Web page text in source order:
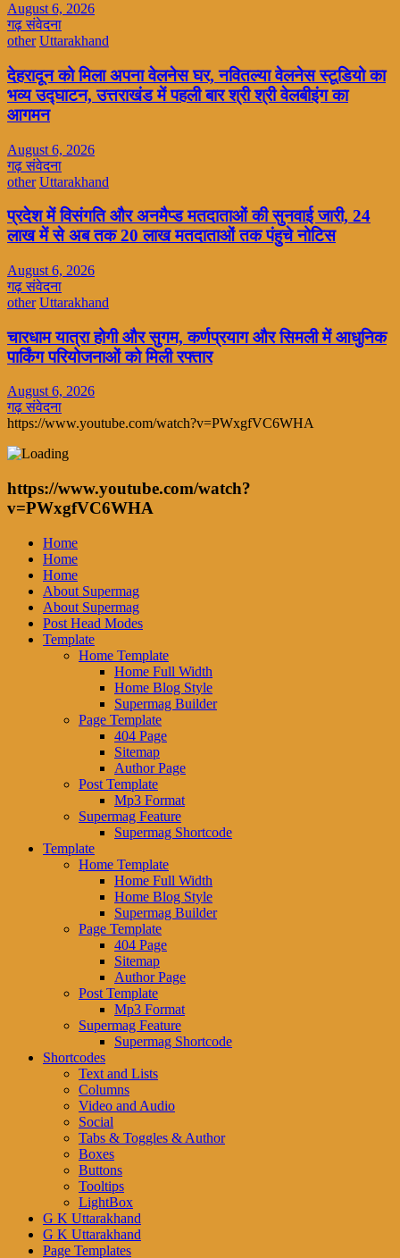
August 6, 2026
गढ़ संवेदना
other Uttarakhand
देहरादून को मिला अपना वेलनेस घर, नवितल्या वेलनेस स्टूडियो का
भव्य उद्घाटन, उत्तराखंड में पहली बार श्री श्री वेलबीइंग का
आगमन
August 6, 2026
गढ़ संवेदना
other Uttarakhand
प्रदेश में विसंगति और अनमैप्ड मतदाताओं की सुनवाई जारी, 24
लाख में से अब तक 20 लाख मतदाताओं तक पंहुचे नोटिस
August 6, 2026
गढ़ संवेदना
other Uttarakhand
चारधाम यात्रा होगी और सुगम, कर्णप्रयाग और सिमली में आधुनिक
पार्किंग परियोजनाओं को मिली रफ्तार
August 6, 2026
गढ़ संवेदना
https://www.youtube.com/watch?v=PWxgfVC6WHA
https://www.youtube.com/watch?
v=PWxgfVC6WHA
Home
Home
Home
About Supermag
About Supermag
Post Head Modes
Template
Home Template
Home Full Width
Home Blog Style
Supermag Builder
Page Template
404 Page
Sitemap
Author Page
Post Template
Mp3 Format
Supermag Feature
Supermag Shortcode
Template
Home Template
Home Full Width
Home Blog Style
Supermag Builder
Page Template
404 Page
Sitemap
Author Page
Post Template
Mp3 Format
Supermag Feature
Supermag Shortcode
Shortcodes
Text and Lists
Columns
Video and Audio
Social
Tabs & Toggles & Author
Boxes
Buttons
Tooltips
LightBox
G K Uttarakhand
G K Uttarakhand
Page Templates